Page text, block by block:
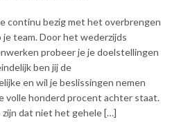
continu bezig met het overbrengen
je team. Door het wederzijds
probeer je je doelstellingen
ben jij de
en wil je beslissingen nemen
volle honderd procent achter staat.
dat niet het gehele […]